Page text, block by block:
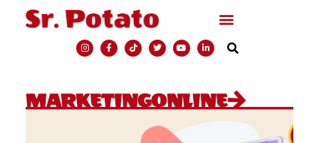
MARKETINGONLINE